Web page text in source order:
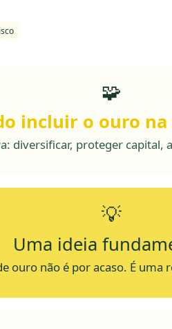
🧩
incluir o ouro
diversificar, proteger
💡
Uma ideia
ouro não é por acaso. É uma